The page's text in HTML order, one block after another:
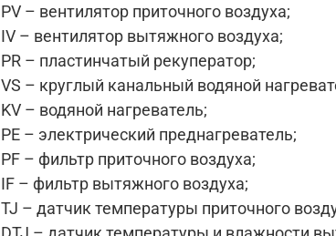
PV – вентилятор приточного воздуха;
IV – вентилятор вытяжного воздуха;
PR – пластинчатый рекуператор;
VS – круглый канальный водяной
KV – водяной нагреватель;
PE – электрический преднагреватель;
PF – фильтр приточного воздуха;
IF – фильтр вытяжного воздуха;
TJ – датчик температуры приточного